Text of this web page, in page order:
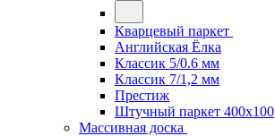
Кварцевый паркет
Английская Ёлка
Классик 5/0.6 мм
Классик 7/1,2 мм
Престиж
Штучный паркет 400x100
Массивная доска